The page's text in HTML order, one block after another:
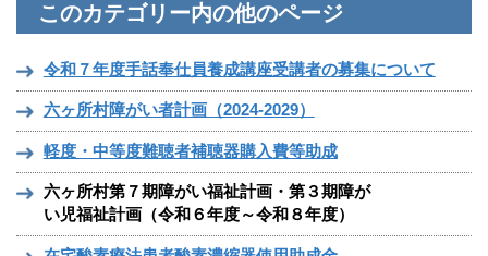
このカテゴリー内の他のページ
令和７年度手話奉仕員養成講座受講者の募集について
六ヶ所村障がい者計画（2024-2029）
軽度・中等度難聴者補聴器購入費等助成
六ヶ所村第７期障がい福祉計画・第３期障が
い児福祉計画（令和６年度～令和８年度）